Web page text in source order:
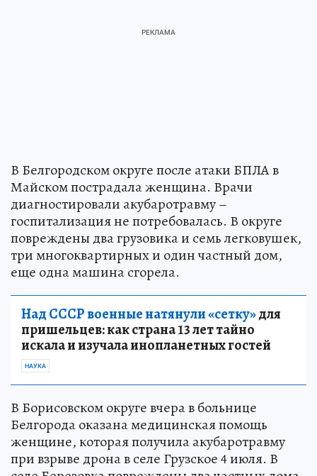
В Белгородском округе после атаки БПЛА в
Майском пострадала женщина. Врачи
диагностировали акубаротравму –
госпитализация не потребовалась. В округе
повреждены два грузовика и семь легковушек,
три многоквартирных и один частный дом,
еще одна машина сгорела.
Над СССР военные натянули «сетку»для
пришельцев: как страна 13 лет тайно
искала и изучала инопланетных гостей
НАУКА
В Борисовском округе вчера в больнице
Белгорода оказана медицинская помощь
женщине, которая получила акубаротравму
при взрыве дрона в селе Грузское 4 июля. В